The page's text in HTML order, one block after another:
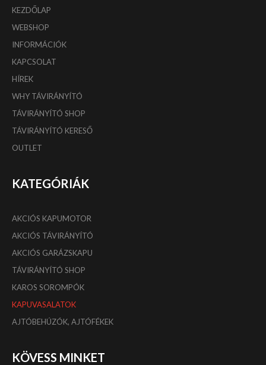
KEZDŐLAP
WEBSHOP
INFORMÁCIÓK
KAPCSOLAT
HÍREK
WHY TÁVIRÁNYÍTÓ
TÁVIRÁNYÍTÓ SHOP
TÁVIRÁNYÍTÓ KERESŐ
OUTLET
KATEGÓRIÁK
AKCIÓS KAPUMOTOR
AKCIÓS TÁVIRÁNYÍTÓ
AKCIÓS GARÁZSKAPU
TÁVIRÁNYÍTÓ SHOP
KAROS SOROMPÓK
KAPUVASALATOK
AJTÓBEHÚZÓK, AJTÓFÉKEK
KÖVESS MINKET